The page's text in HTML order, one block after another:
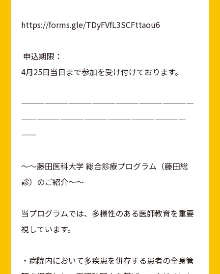
https://forms.gle/TDyFVfL3SCFttaou6
申込期限：
4月25日当日まで参加を受け付けております。
——————————————————————
—————————————————————
——
～～藤田医科大学 総合診療プログラム（藤田総
診）のご紹介～～
当プログラムでは、多様性のある医師教育を重要
視しています。
・病院内において多疾患を併存する患者の全身管